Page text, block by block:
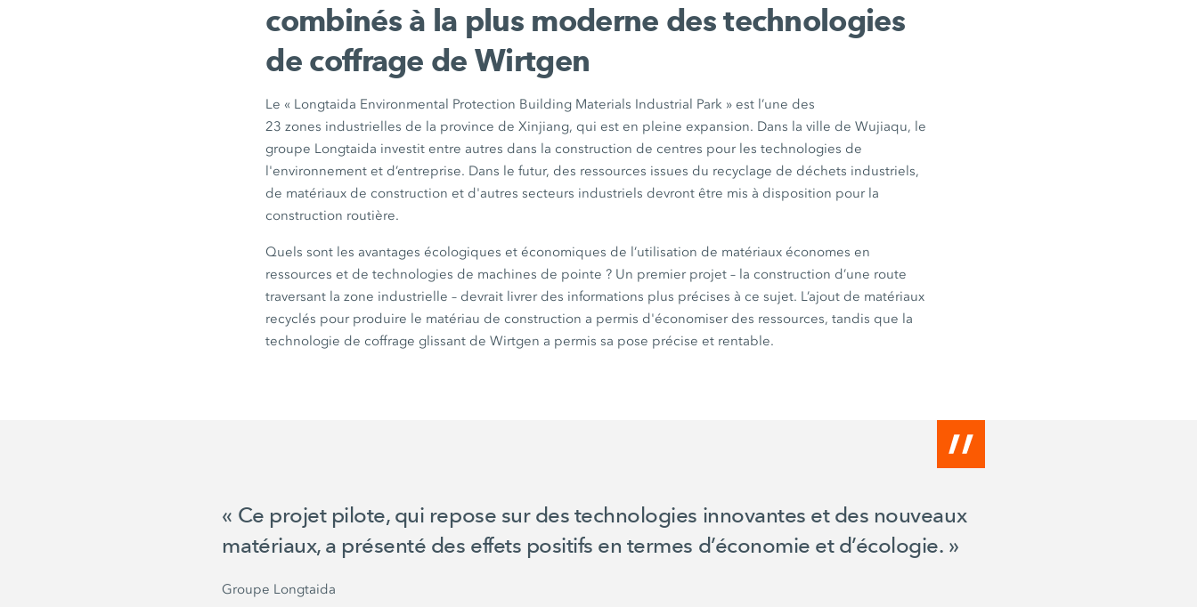
combinés à la plus moderne des technologies
de coffrage de Wirtgen
Le « Longtaida Environmental Protection Building Materials Industrial Park » est l’une des
23 zones industrielles de la province de Xinjiang, qui est en pleine expansion. Dans laville de Wujiaqu, le
groupe Longtaida investit entre autres dans la construction de centres pour les technologies de
l'environnement et d’entreprise. Dans le futur, des ressources issues du recyclage de déchets industriels,
de matériaux de construction et d'autres secteurs industriels devront être mis à disposition pour la
construction routière.
Quels sont les avantages écologiques et économiques de l’utilisation de matériaux économes en
ressources et de technologies de machines de pointe ? Un premier projet – la construction d’une route
traversant la zone industrielle – devrait livrer des informations plus précises à ce sujet. L’ajout de matériaux
recyclés pour produire le matériau de construction a permis d'économiser des ressources, tandis que la
technologie de coffrage glissant de Wirtgen a permis sa pose précise et rentable.
« Ce projet pilote, qui repose sur des technologies innovantes et des nouveaux
matériaux, a présenté des effets positifs en termes d’économie et d’écologie. »
Groupe Longtaida